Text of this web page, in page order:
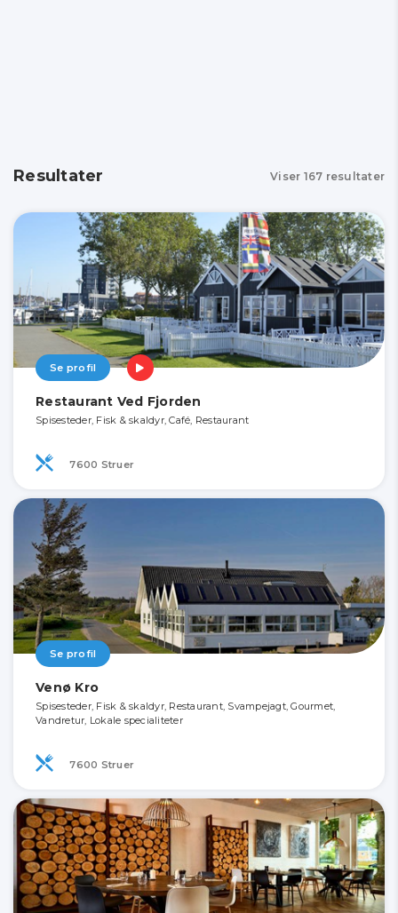
Resultater Viser 167 resultater
Se profil
Restaurant Ved Fjorden
Spisesteder, Fisk & skaldyr, Café, Restaurant
7600 Struer
Se profil
Venø Kro
Spisesteder, Fisk & skaldyr, Restaurant, Svampejagt, Gourmet,
Vandretur, Lokale specialiteter
7600 Struer